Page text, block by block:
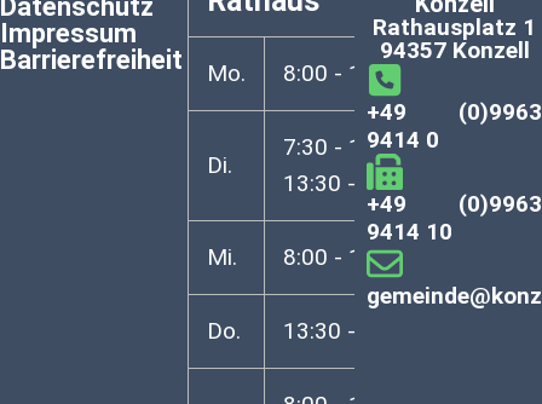
Datenschutz
Impressum
Barrierefreiheit
Mo. 8:00 - 12:00 Uhr
Di.
7:30 - 12:00 Uhr
13:30 - 16:30 Uhr
Mi. 8:00 - 12:00 Uhr
Do. 13:30 - 18:00 Uhr
Rathausplatz 1
94357 Konzell
+49 (0)9963
9414 0
+49 (0)9963
9414 10